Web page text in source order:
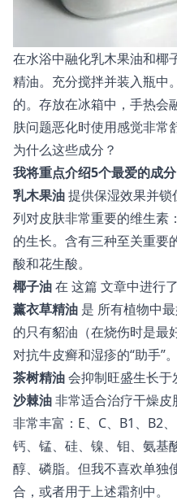
在水浴中融化乳木果油和椰
精油。充分搅拌并装入瓶中
的。存放在冰箱中，手热会
肤问题恶化时使用感觉非常
为什么这些成分？
我将重点介绍5个最爱的成分
乳木果油提供保湿效果并
列对皮肤非常重要的维生素
的生长。含有三种至关重要
酸和花生酸。
椰子油在 这篇 文章中进行
薰衣草精油 是 所有植物中
的只有貂油（在烧伤时是最
对抗牛皮癣和湿疹的“助手”。
茶树精油会抑制旺盛生长于
沙棘油非常适合治疗干燥
非常丰富：E、C、B1、B2
钙、锰、硅、镍、钼、氨基
醇、磷脂。但我不喜欢单独
合，或者用于上述霜剂中。